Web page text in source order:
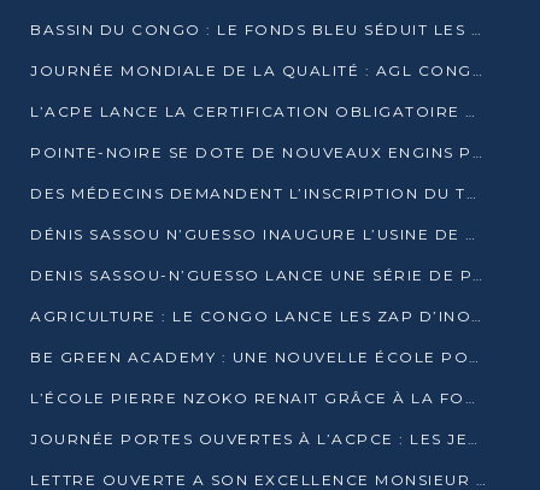
BASSIN DU CONGO : LE FONDS BLEU SÉDUIT LES BAILLEURS À BELÉM
JOURNÉE MONDIALE DE LA QUALITÉ : AGL CONGO FORME ET SENSIBILISE LES JEUNES TALENTS
L’ACPE LANCE LA CERTIFICATION OBLIGATOIRE DES CONTRATS DE TRAVAIL DES TRANSPORTEURS
POINTE-NOIRE SE DOTE DE NOUVEAUX ENGINS POUR L’ASSAINISSEMENT ET L’ENTRETIEN ROUTIER
DES MÉDECINS DEMANDENT L’INSCRIPTION DU TRAITEMENT DU PIED-BOT DANS LES CURSUS UNIVERSITAIRES
DÉNIS SASSOU N’GUESSO INAUGURE L’USINE DE VALORISATION DU GAZ ASSOCIÉ
DENIS SASSOU-N’GUESSO LANCE UNE SÉRIE DE PROJETS DANS LE KOUILOU
AGRICULTURE : LE CONGO LANCE LES ZAP D’INONI ET YONO
BE GREEN ACADEMY : UNE NOUVELLE ÉCOLE POUR LES MÉTIERS DE L’ÉCOLOGIE À POINTE-NOIRE
L’ÉCOLE PIERRE NZOKO RENAIT GRÂCE À LA FONDATION MUCODEC
JOURNÉE PORTES OUVERTES À L’ACPCE : LES JEUNES EN IMMERSION DANS L’ENTREPRISE
LETTRE OUVERTE A SON EXCELLENCE MONSIEUR DENIS SASSOU NGUESSO, PRESIDENT DE LAREPUBLIQUE DU CONGO